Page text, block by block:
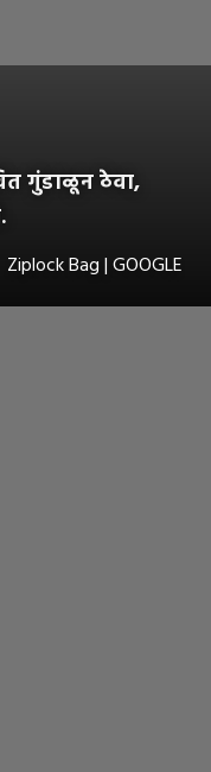
गुंडाळून ठेवा,
Ziplock Bag | GOOGLE